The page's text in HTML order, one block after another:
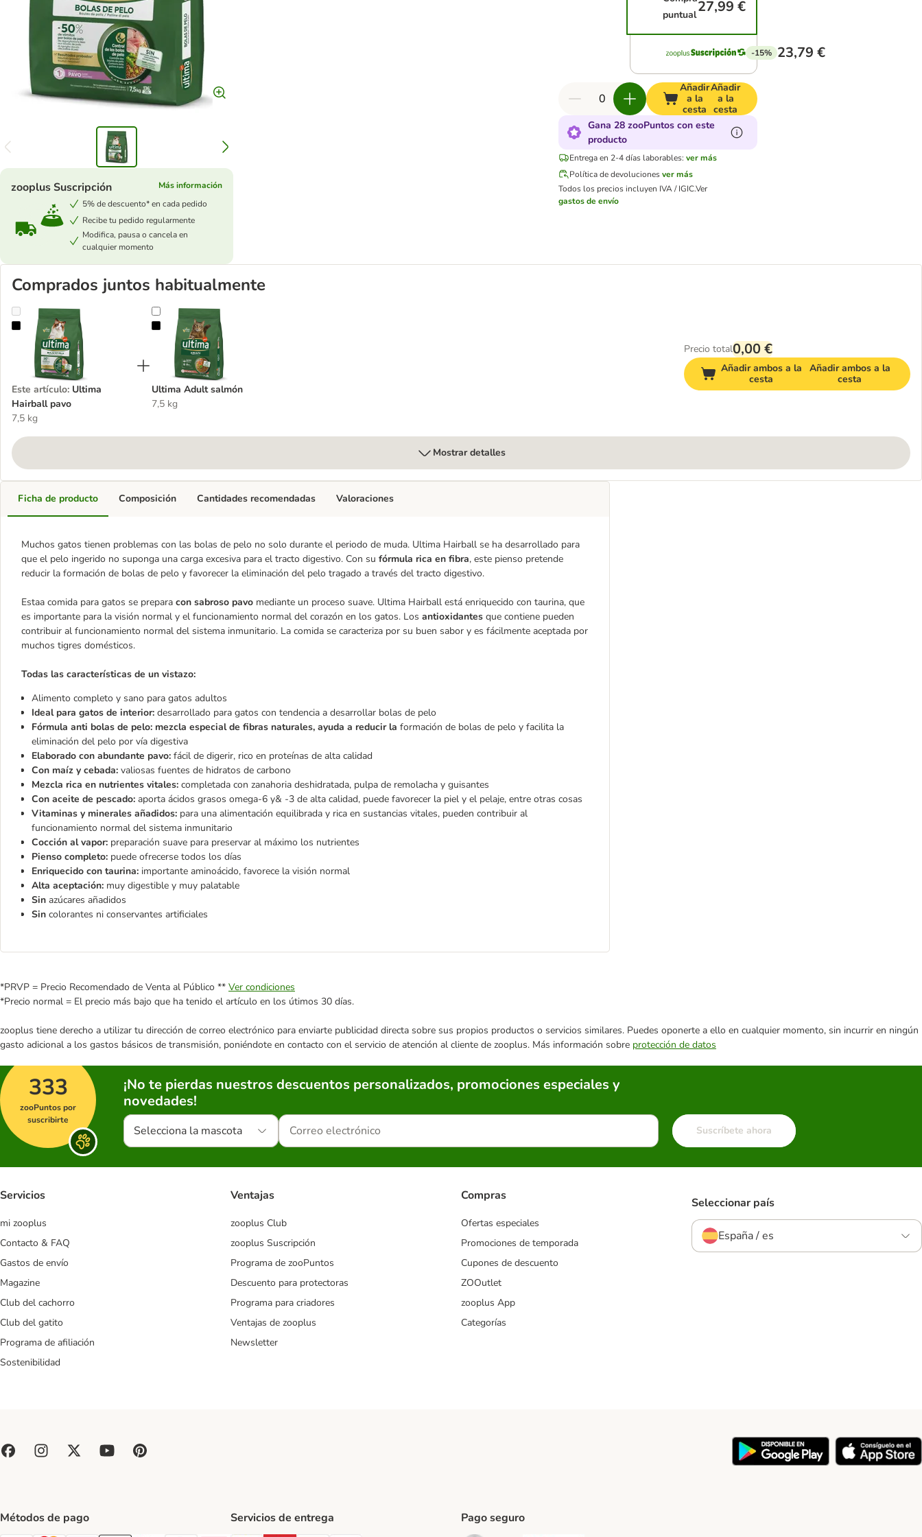
zooplus Suscripción
Más información
5% de descuento* en cada pedido
Recibe tu pedido regularmente
Modifica, pausa o cancela en
cualquier momento
puntual27,99 €
-15% 23,79 €
Añadir
a la
cesta
Añadir
a la
cesta
Gana 28 zooPuntos con este
producto
Entrega en 2-4 días laborables: ver más
Política de devolucionesver más
Todos los precios incluyen IVA / IGIC.Ver
gastos de envío
Comprados juntos habitualmente
Ultima Hairball pavo
Este artículo: Ultima
Hairball pavo
7,5 kg
Ultima Adult salmón
Ultima Adult salmón
7,5 kg
Precio total0,00 €
Añadir ambos a la
cesta
Añadir ambos a la
cesta
Mostrar detalles
Ficha de producto
Muchos gatos tienen problemas con las bolas de pelo no solo durante el periodo de muda. Ultima Hairball se ha desarrollado para
que el pelo ingerido no suponga una carga excesiva para el tracto digestivo. Con su fórmula rica en fibra, este pienso pretende
reducir la formación de bolas de pelo y favorecer la eliminación del pelo tragado a través del tracto digestivo.
Estaa comida para gatos se prepara con sabroso pavo mediante un proceso suave. Ultima Hairball está enriquecido con taurina, que
es importante para la visión normal y el funcionamiento normal del corazón en los gatos. Los antioxidantes que contiene pueden
contribuir al funcionamiento normal del sistema inmunitario. La comida se caracteriza por su buen sabor y es fácilmente aceptada por
muchos tigres domésticos.
Todas las características de un vistazo:
Alimento completo y sano para gatos adultos
Ideal para gatos de interior: desarrollado para gatos con tendencia a desarrollar bolas de pelo
Fórmula anti bolas de pelo: mezcla especial de fibras naturales, ayuda a reducir la formación de bolas de pelo y facilita la
eliminación del pelo por vía digestiva
Elaborado con abundante pavo: fácil de digerir, rico en proteínas de alta calidad
Con maíz y cebada: valiosas fuentes de hidratos de carbono
Mezcla rica en nutrientes vitales: completada con zanahoria deshidratada, pulpa de remolacha y guisantes
Con aceite de pescado: aporta ácidos grasos omega-6 y& -3 de alta calidad, puede favorecer la piel y el pelaje, entre otras cosas
Vitaminas y minerales añadidos: para una alimentación equilibrada y rica en sustancias vitales, pueden contribuir al
funcionamiento normal del sistema inmunitario
Cocción al vapor: preparación suave para preservar al máximo los nutrientes
Pienso completo: puede ofrecerse todos los días
Enriquecido con taurina: importante aminoácido, favorece la visión normal
Alta aceptación: muy digestible y muy palatable
Sin azúcares añadidos
Sin colorantes ni conservantes artificiales
Composición Cantidades recomendadas Valoraciones
*PRVP = Precio Recomendado de Venta al Público ** Ver condiciones
*Precio normal = El precio más bajo que ha tenido el artículo en los útimos 30 días.
zooplus tiene derecho a utilizar tu dirección de correo electrónico para enviarte publicidad directa sobre sus propios productos o servicios similares. Puedes oponerte a ello en cualquier momento, sin incurrir en ningún
gasto adicional a los gastos básicos de transmisión, poniéndote en contacto con el servicio de atención al cliente de zooplus. Más información sobre protección de datos
333
zooPuntos por
suscribirte
¡No te pierdas nuestros descuentos personalizados, promociones especiales y
novedades!
Selecciona la mascota Suscríbete ahora
Servicios
mi zooplus
Contacto & FAQ
Gastos de envío
Magazine
Club del cachorro
Club del gatito
Programa de afiliación
Sostenibilidad
Ventajas
zooplus Club
zooplus Suscripción
Programa de zooPuntos
Descuento para protectoras
Programa para criadores
Ventajas de zooplus
Newsletter
Compras
Ofertas especiales
Promociones de temporada
Cupones de descuento
ZOOutlet
zooplus App
Categorías
Seleccionar país
España / es
Métodos de pago Servicios de entrega Pago seguro